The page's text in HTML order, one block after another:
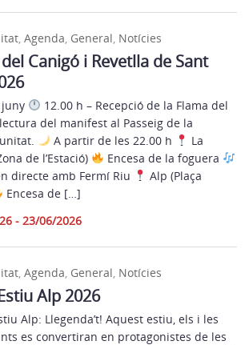
,Agenda, General, Notícies
Canigó i Revetlla de Sant
12.00 h – Recepció de la Flama del
del manifest al Passeig de la
A partir de les 22.00 h
La
de l’Estació)
Encesa de la foguera
directe amb Fermí Riu
Alp (Plaça
Encesa de […]
- 23/06/2026
,Agenda, General, Notícies
Alp 2026
Alp: Llegenda’t! Aquest estiu, els i les
es convertiran en protagonistes de les